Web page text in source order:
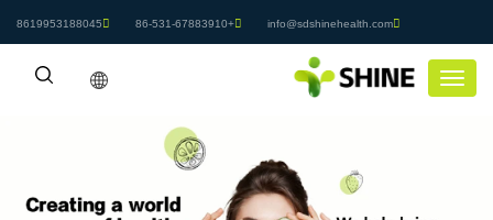
info@sdshinehealth.com
+86-531-67883910
8619953188045